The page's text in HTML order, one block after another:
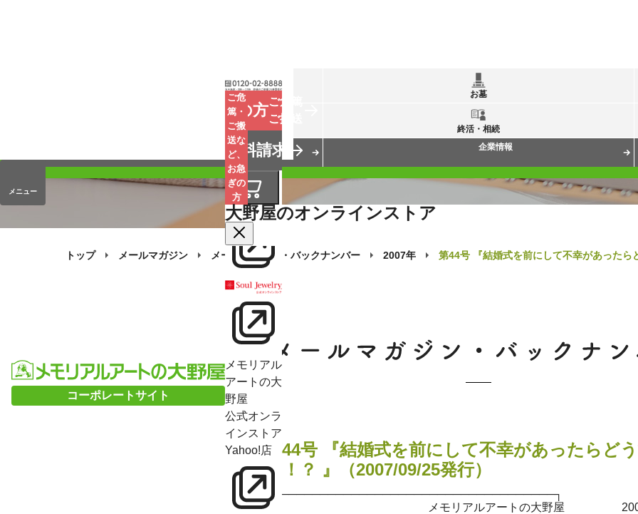
コーポレートサイト
ご危
篤・
ご搬
送な
ど、
お急
ぎの
方
お急ぎの方ご危篤
ご搬送
資料請求
大野屋のオンラインストア
メモリアル
アートの大
野屋
公式オンラ
インストア
Yahoo!店
メニュー
お墓
終活・相続
オンラインストア
企業情報
トップ メールマガジン メールマガジン・バックナンバー 2007年 第44号 『結婚式を前にして不幸があったら
第44号 『結婚式を前にして不幸があったらど
る！？ 』（2007/09/25発行）
┌────────────────────────────────────┐
├○ メモリアルアートの大野屋 2007/